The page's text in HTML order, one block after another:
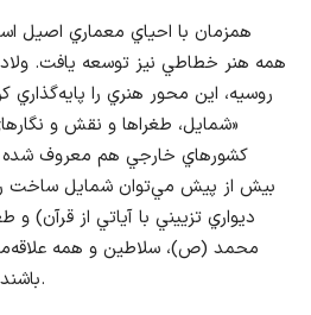
همزمان با احياي معماري اصيل
همه هنر خطاطي نيز توسعه يافت.
روسيه، اين محور هنري را
«شمايل، طغرا‌ها و نقش و
كشورهاي خارجي هم معروف شده
بيش از پيش مي‌توان شمايل ساخت
ديواري تزييني با آياتي از
محمد (ص)، سلاطين و همه
باشند، در داخل دائره) را پيدا كرد.